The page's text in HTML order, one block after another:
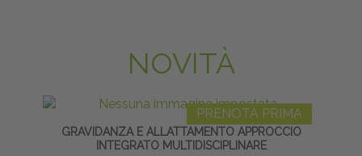
NOVITÀ
PRENOTA PRIMA
GRAVIDANZA E ALLATTAMENTO APPROCCIO
INTEGRATO MULTIDISCIPLINARE